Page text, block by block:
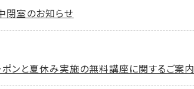
閉室のお知らせ
ンと夏休み実施の無料講座に関するご案内